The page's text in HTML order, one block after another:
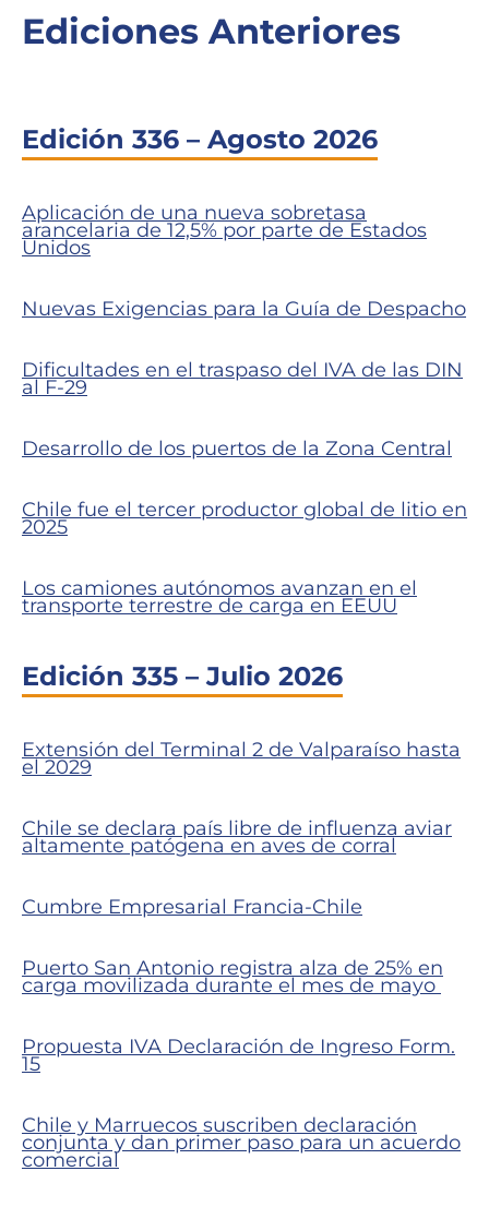
Ediciones Anteriores
Edición 336 – Agosto 2026
Aplicación de una nueva sobretasa
arancelaria de 12,5% por parte de Estados
Unidos
Nuevas Exigencias para la Guía de Despacho
Dificultades en el traspaso del IVA de las DIN
al F-29
Desarrollo de los puertos de la Zona Central
Chile fue el tercer productor global de litio en
2025
Los camiones autónomos avanzan en el
transporte terrestre de carga en EEUU
Edición 335 – Julio 2026
Extensión del Terminal 2 de Valparaíso hasta
el 2029
Chile se declara país libre de influenza aviar
altamente patógena en aves de corral
Cumbre Empresarial Francia-Chile
Puerto San Antonio registra alza de 25% en
carga movilizada durante el mes de mayo
Propuesta IVA Declaración de Ingreso Form.
15
Chile y Marruecos suscriben declaración
conjunta y dan primer paso para un acuerdo
comercial